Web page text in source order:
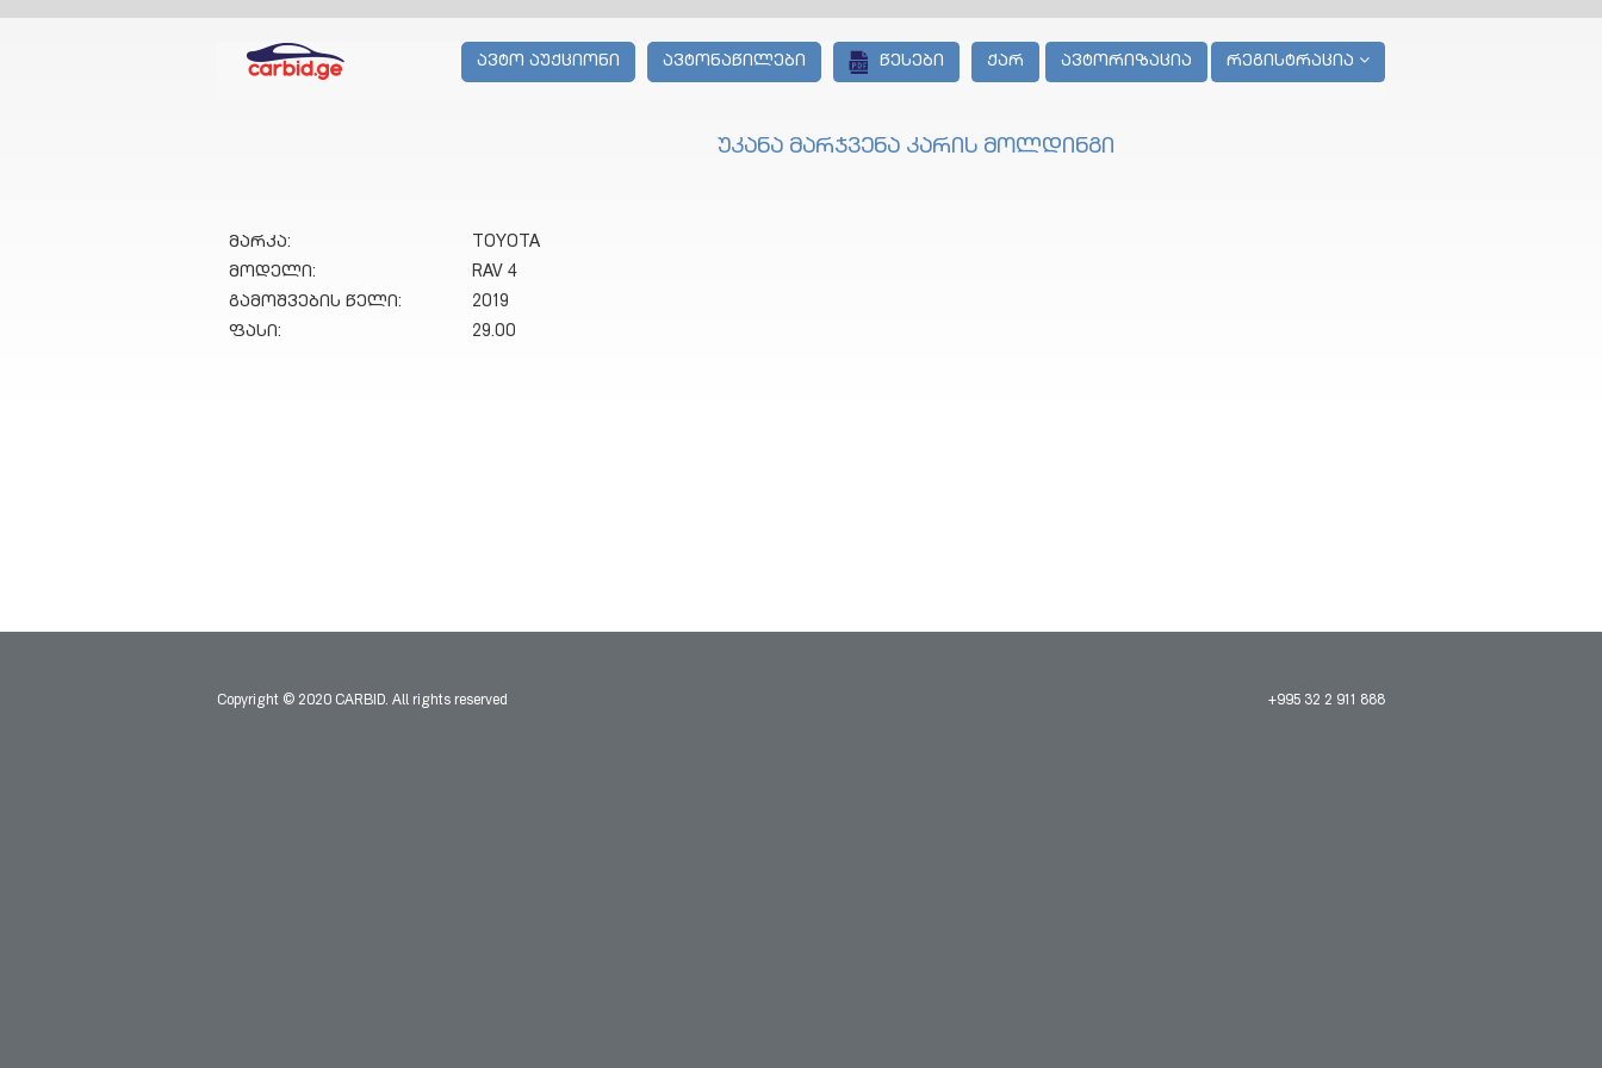
ავტო აუქციონი ავტონაწილები წესები ქარ რეგისტრაცია
ავტორიზაცია
უკანა მარჯვენა კარის მოლდინგი
მარკა:
TOYOTA
მოდელი:
RAV 4
გამოშვების წელი:
2019
ფასი:
29.00
Copyright © 2020 CARBID. All rights reserved +995 32 2 911 888